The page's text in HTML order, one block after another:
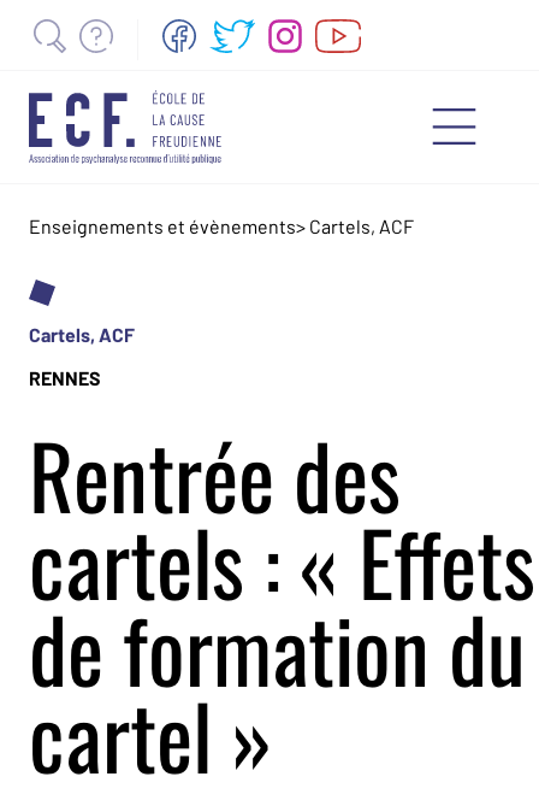
Enseignements et évènements> Cartels, ACF
Cartels, ACF
RENNES
Rentrée des
cartels : « Effets
de formation du
cartel »